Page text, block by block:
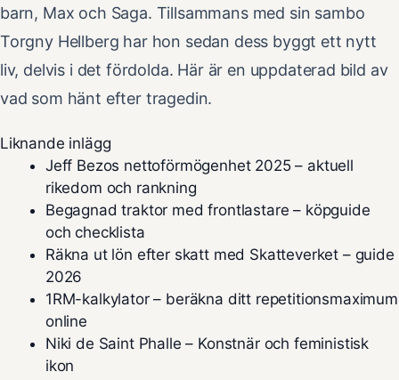
barn, Max och Saga. Tillsammans med sin sambo
Torgny Hellberg har hon sedan dess byggt ett nytt
liv, delvis i det fördolda. Här är en uppdaterad bild av
vad som hänt efter tragedin.
Liknande inlägg
Jeff Bezos nettoförmögenhet 2025 – aktuell
rikedom och rankning
Begagnad traktor med frontlastare – köpguide
och checklista
Räkna ut lön efter skatt med Skatteverket – guide
2026
1RM-kalkylator – beräkna ditt repetitionsmaximum
online
Niki de Saint Phalle – Konstnär och feministisk
ikon